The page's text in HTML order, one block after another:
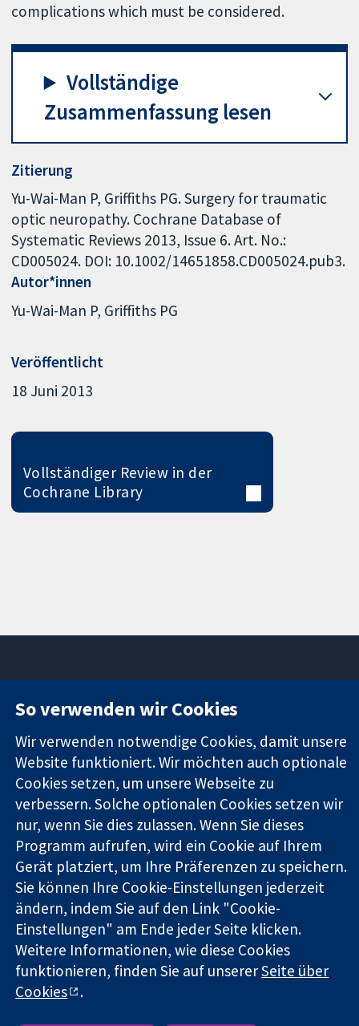
complications which must be considered.
Vollständige
Zusammenfassung lesen
Zitierung
Yu-Wai-Man P, Griffiths PG. Surgery for traumatic
optic neuropathy. Cochrane Database of
Systematic Reviews 2013, Issue 6. Art. No.:
CD005024. DOI: 10.1002/14651858.CD005024.pub3.
Autor*innen
Yu-Wai-Man P Griffiths PG
Veröffentlicht
18 Juni 2013
Vollständiger Review in der
Cochrane Library
Zuverlässige
Evidenz
Informierte
Entscheidungen
Bessere
Gesundheit
11-13 Cavendish
London
W1G0AN
Vereinigtes
Königreich
Neuigkeiten
Pressestelle
Über uns
Cochrane
Library
Die Cochrane Collaboration ist eine gemeinützige Organisation
(Nr. 1045921) und in England und in Wales als eine Gesellschaft
mit beschränkter Haftung (Nr. 03044323) registriert.
Umsatzsteuer-Identifikationsnummer GB 718 2127 49.
Copyright © 2026 The Cochrane Collaboration
Bedingungen für die Webseite
So verwenden wir Cookies
Wir verwenden notwendige Cookies, damit unsere
Website funktioniert. Wir möchten auch optionale
Cookies setzen, um unsere Webseite zu
verbessern. Solche optionalen Cookies setzen wir
nur, wenn Sie dies zulassen. Wenn Sie dieses
Programm aufrufen, wird ein Cookie auf Ihrem
Gerät platziert, um Ihre Präferenzen zu speichern.
Sie können Ihre Cookie-Einstellungen jederzeit
ändern, indem Sie auf den Link "Cookie-
Einstellungen" am Ende jeder Seite klicken.
Weitere Informationen, wie diese Cookies
funktionieren, finden Sie auf unsererSeite über
Cookies
.